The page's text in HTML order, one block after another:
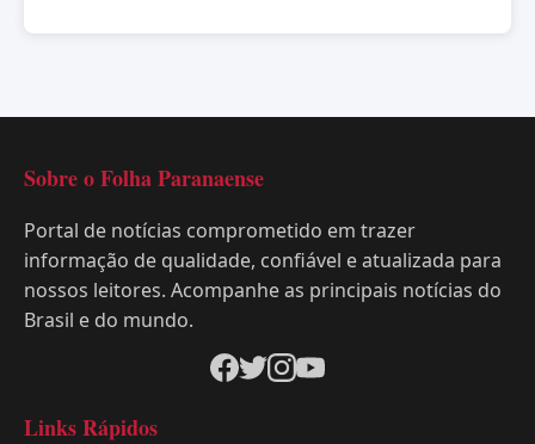
Sobre o Folha Paranaense
Portal de notícias comprometido em trazer
informação de qualidade, confiável e atualizada para
nossos leitores. Acompanhe as principais notícias do
Brasil e do mundo.
Links Rápidos